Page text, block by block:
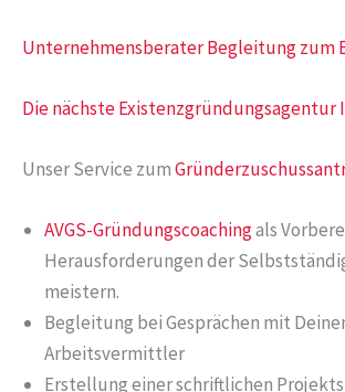
Unternehmensberater Begleitung zum
Die nächste Existenzgründungsagentur
Unser Service zum
AVGS-Gründungscoachingals
Herausforderungen der
meistern.
Begleitung bei Gesprächen mit
Arbeitsvermittler
Erstellung einer schriftlichen